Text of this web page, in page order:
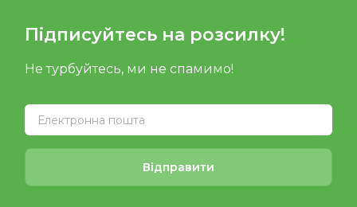
Підписуйтесь на розсилку!
Не турбуйтесь, ми не спамимо!
Відправити